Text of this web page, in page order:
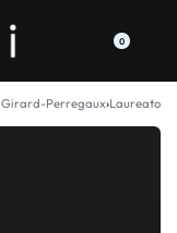
0
Girard-Perregaux›Laureato